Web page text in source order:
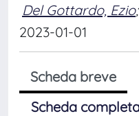
Del Gottardo, Ezio;
2023-01-01
Scheda breve
Scheda